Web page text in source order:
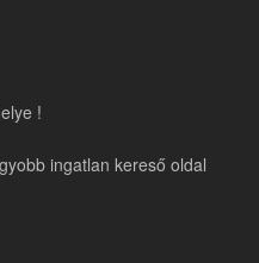
!
ingatlan kereső oldal